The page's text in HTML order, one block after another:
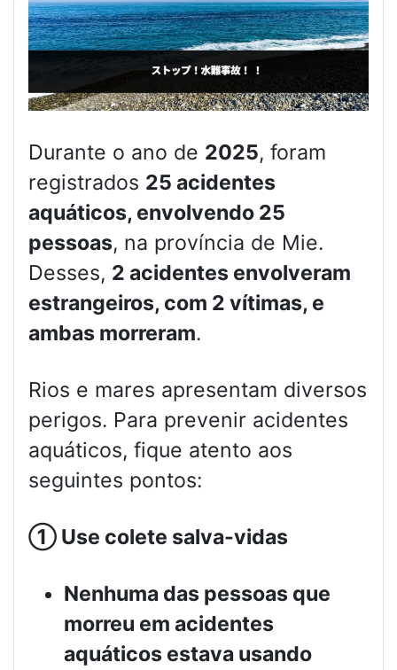
Durante o ano de 2025, foram
registrados 25 acidentes
aquáticos, envolvendo 25
pessoas, na província de Mie.
Desses, 2 acidentes envolveram
estrangeiros, com 2 vítimas, e
ambas morreram.
Rios e mares apresentam diversos
perigos. Para prevenir acidentes
aquáticos, fique atento aos
seguintes pontos:
① Use colete salva-vidas
Nenhuma das pessoas que
morreu em acidentes
aquáticos estava usando